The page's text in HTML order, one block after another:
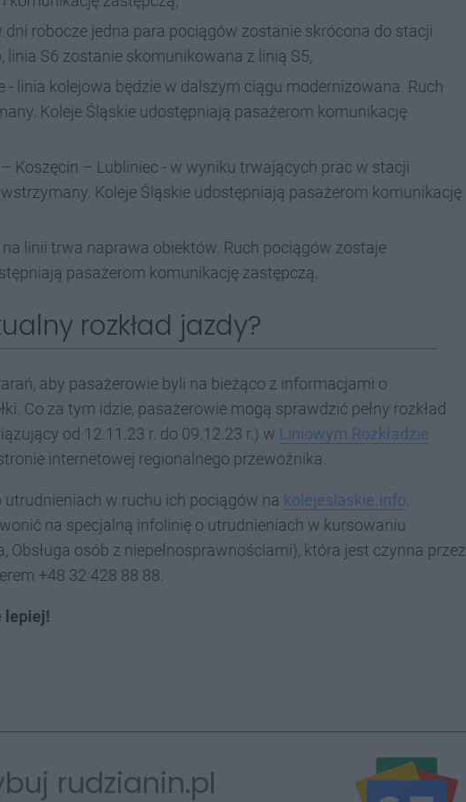
dni robocze jedna para pociągów zostanie skrócona do stacji
linia S6 zostanie skomunikowana z linią S5,
- linia kolejowa będzie w dalszym ciągu modernizowana. Ruch
Koleje Śląskie udostępniają pasażerom komunikację
Koszęcin – Lubliniec - w wyniku trwających prac w stacji
Koleje Śląskie udostępniają pasażerom komunikację
linii trwa naprawa obiektów. Ruch pociągów zostaje
pasażerom komunikację zastępczą.
rozkład jazdy?
aby pasażerowie byli na bieżąco z informacjami o
Co za tym idzie, pasażerowie mogą sprawdzić pełny rozkład
od 12.11.23 r. do 09.12.23 r.) w Liniowym Rozkładzie
internetowej regionalnego przewoźnika.
w ruchu ich pociągów na kolejeslaskie.info
na specjalną infolinię o utrudnieniach w kursowaniu
Obsługa osób z niepełnosprawnościami), która jest czynna przez
+48 32 428 88 88.
lepiej!
rudzianin.pl